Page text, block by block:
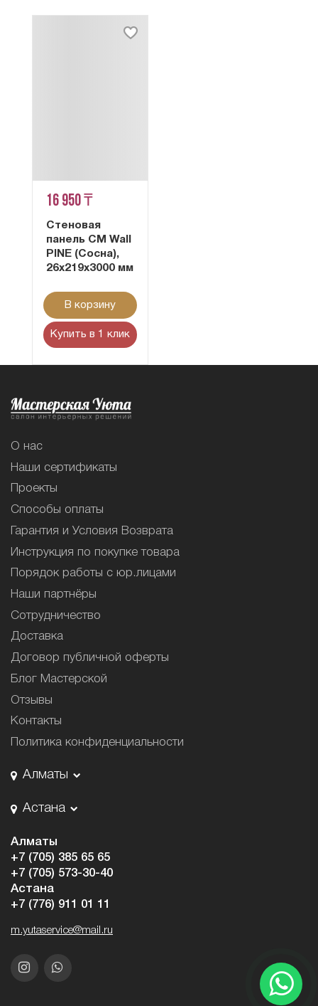
16 950 ₸
Стеновая
панель CM Wall
PINE (Сосна),
26x219x3000 мм
В корзину
Купить в 1 клик
О нас
Наши сертификаты
Проекты
Способы оплаты
Гарантия и Условия Возврата
Инструкция по покупке товара
Порядок работы с юр.лицами
Наши партнёры
Сотрудничество
Доставка
Договор публичной оферты
Блог Мастерской
Отзывы
Контакты
Политика конфиденциальности
Алматы
Астана
Алматы
+7 (705) 385 65 65
+7 (705) 573-30-40
Астана
+7 (776) 911 01 11
m.yutaservice@mail.ru